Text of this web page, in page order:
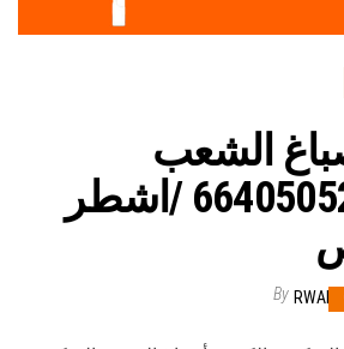
الشعب
السكنية / 66405052 /اشطر
By RWAN